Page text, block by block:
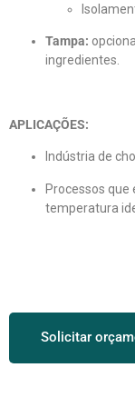
Tampa:
ingredientes.
APLICAÇÕES:
Indústria de
Processos
temperatura
Solicitar